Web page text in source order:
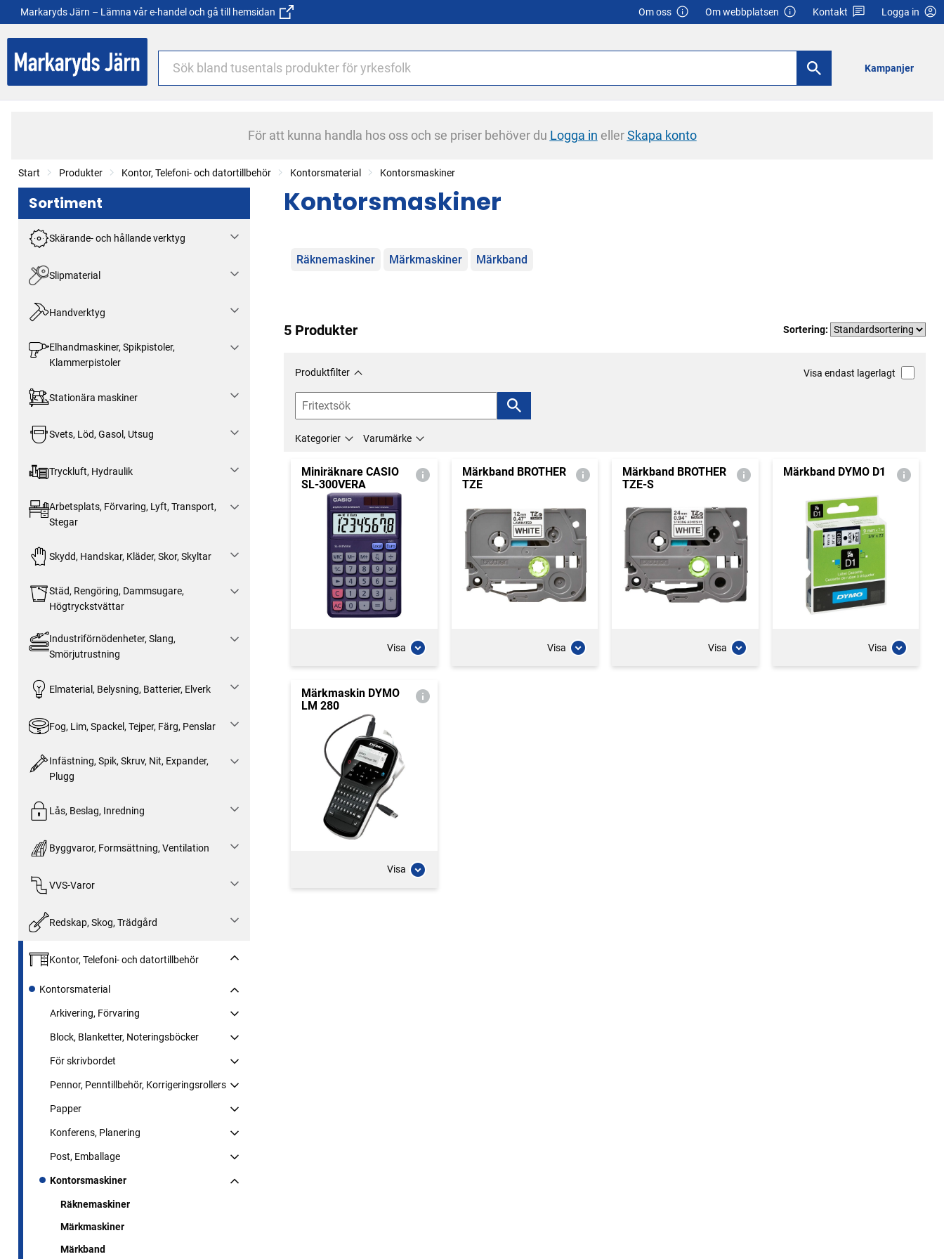
Markaryds Järn – Lämna vår e-handel och gå till hemsidan Om oss Om webbplatsen Kontakt Logga in
Kampanjer
För att kunna handla hos oss och se priser behöver du Logga in ellerSkapa konto
Start Produkter Kontor, Telefoni- och datortillbehör Kontorsmaterial Kontorsmaskiner
Sortiment
Skärande- och hållande verktyg
Slipmaterial
Handverktyg
Elhandmaskiner, Spikpistoler,
Klammerpistoler
Stationära maskiner
Svets, Löd, Gasol, Utsug
Tryckluft, Hydraulik
Arbetsplats, Förvaring, Lyft, Transport,
Stegar
Skydd, Handskar, Kläder, Skor, Skyltar
Städ, Rengöring, Dammsugare,
Högtryckstvättar
Industriförnödenheter, Slang,
Smörjutrustning
Elmaterial, Belysning, Batterier, Elverk
Fog, Lim, Spackel, Tejper, Färg, Penslar
Infästning, Spik, Skruv, Nit, Expander,
Plugg
Lås, Beslag, Inredning
Byggvaror, Formsättning, Ventilation
VVS-Varor
Redskap, Skog, Trädgård
Kontor, Telefoni- och datortillbehör
Kontorsmaterial
Arkivering, Förvaring
Block, Blanketter, Noteringsböcker
För skrivbordet
Pennor, Penntillbehör, Korrigeringsrollers
Papper
Konferens, Planering
Post, Emballage
Kontorsmaskiner
Räknemaskiner
Märkmaskiner
Märkband
Kontorsmaskiner
Kategorier
Räknemaskiner Märkmaskiner Märkband
5 Produkter Sortering:
Produktfilter Visa endast lagerlagt
Kategorier Varumärke
Miniräknare CASIO
SL-300VERA
Visa
Märkband BROTHER
TZE
Visa
Märkband BROTHER
TZE-S
Visa
Märkband DYMO D1
Visa
Märkmaskin DYMO
LM 280
Visa